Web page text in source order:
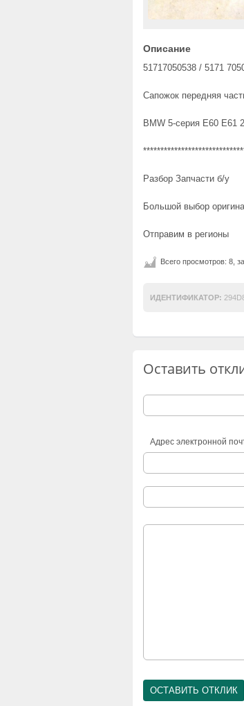
Описание
51717050538 / 5171
Сапожок передняя
BMW 5-серия E60 E61
Разбор Запчасти б/у
Большой выбор
Отправим в регионы
Всего просмотров: 8,
ИДЕНТИФИКАТОР:
Оставить
Адрес электронной